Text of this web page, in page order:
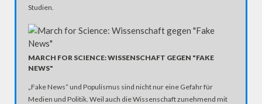
Studien.
MARCH FOR SCIENCE: WISSENSCHAFT GEGEN "FAKE
NEWS"
„Fake News“ und Populismus sind nicht nur eine Gefahr für
Medien und Politik. Weil auch die Wissenschaft zunehmend mit